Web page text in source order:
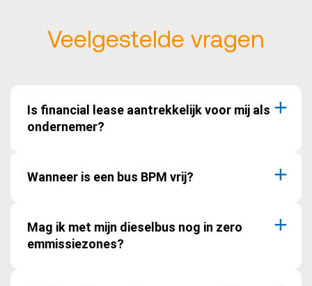
Veelgestelde vragen
Is financial lease aantrekkelijk voor mij als
ondernemer?
Wanneer is een bus BPM vrij?
Mag ik met mijn dieselbus nog in zero
emmissiezones?